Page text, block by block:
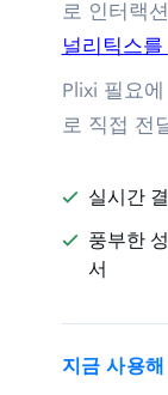
로 인터랙
널리틱스를
Plixi 필요
로 직접 전
 실시간

풍부한
서
지금 사용해